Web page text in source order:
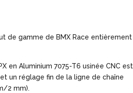
de gamme de BMX Race entièrement
en Aluminium 7075-T6 usinée CNC est
un réglage fin de la ligne de chaîne
2 mm).